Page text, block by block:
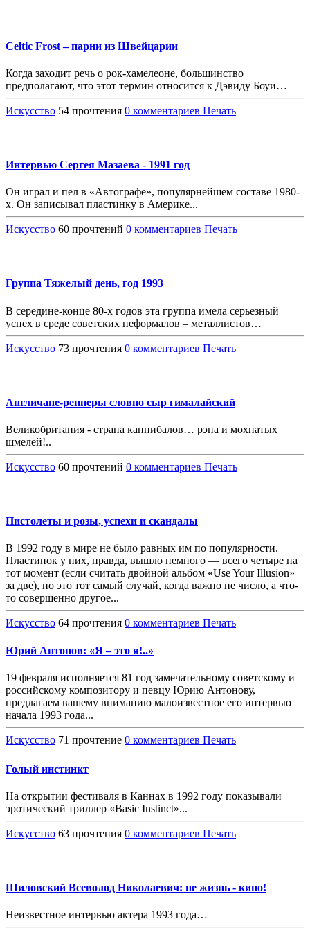
Celtic Frost – парни из Швейцарии
Когда заходит речь о рок-хамелеоне, большинство
предполагают, что этот термин относится к Дэвиду Боуи…
Искусство 54 прочтения 0 комментариев Печать
Интервью Сергея Мазаева - 1991 год
Он играл и пел в «Автографе», популярнейшем составе 1980-
х. Он записывал пластинку в Америке...
Искусство 60 прочтений 0 комментариев Печать
Группа Тяжелый день, год 1993
В середине-конце 80-х годов эта группа имела серьезный
успех в среде советских неформалов – металлистов…
Искусство 73 прочтения 0 комментариев Печать
Англичане-репперы словно сыр гималайский
Великобритания - страна каннибалов… рэпа и мохнатых
шмелей!..
Искусство 60 прочтений 0 комментариев Печать
Пистолеты и розы, успехи и скандалы
В 1992 году в мире не было равных им по популярности.
Пластинок у них, правда, вышло немного — всего четыре на
тот момент (если считать двойной альбом «Use Your Illusion»
за две), но это тот самый случай, когда важно не число, а что-
то совершенно другое...
Искусство 64 прочтения 0 комментариев Печать
Юрий Антонов: «Я – это я!..»
19 февраля исполняется 81 год замечательному советскому и
российскому композитору и певцу Юрию Антонову,
предлагаем вашему вниманию малоизвестное его интервью
начала 1993 года...
Искусство 71 прочтение 0 комментариев Печать
Голый инстинкт
На открытии фестиваля в Каннах в 1992 году показывали
эротический триллер «Basic Instinct»...
Искусство 63 прочтения 0 комментариев Печать
Шиловский Всеволод Николаевич: нe жизнь - кино!
Неизвестное интервью актера 1993 года…